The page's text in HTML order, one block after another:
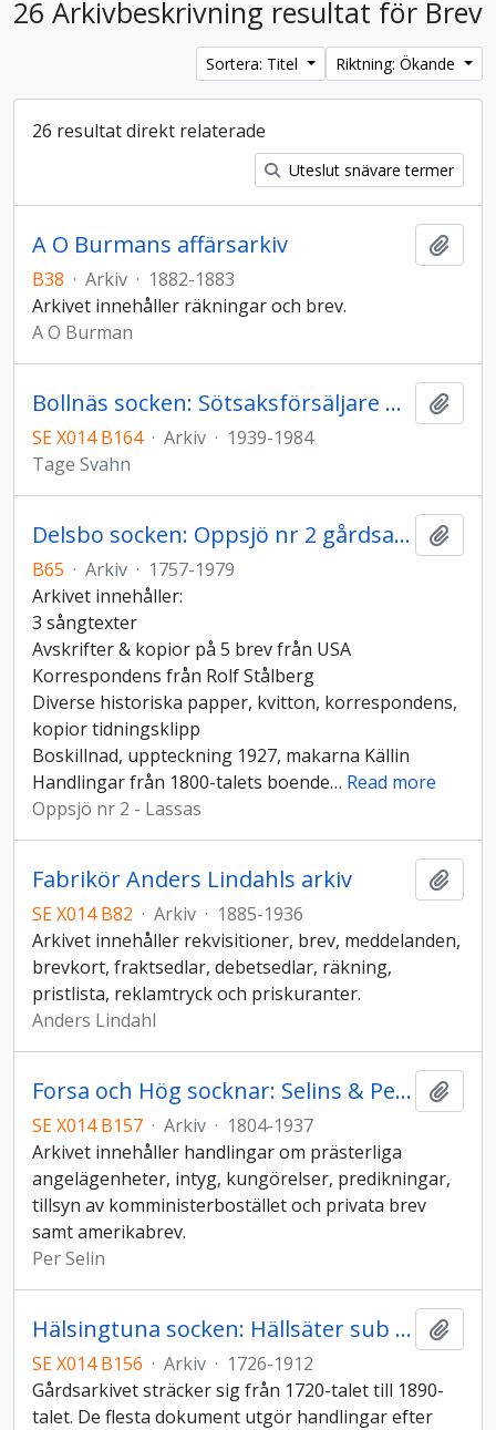
26 Arkivbeskrivning resultat för Brev
Sortera: Titel Riktning: Ökande
26 resultat direkt relaterade
Uteslut snävare termer
A O Burmans affärsarkiv
B38 · Arkiv · 1882-1883
Arkivet innehåller räkningar och brev.
A O Burman
Bollnäs socken: Sötsaksförsäljare Tage Svahns affärsarkiv
SE X014 B164 · Arkiv · 1939-1984
Tage Svahn
Delsbo socken: Oppsjö nr 2 gårdsarkiv
B65 · Arkiv · 1757-1979
Arkivet innehåller:
3 sångtexter
Avskrifter & kopior på 5 brev från USA
Korrespondens från Rolf Stålberg
Diverse historiska papper, kvitton, korrespondens,
kopior tidningsklipp
Boskillnad, uppteckning 1927, makarna Källin
Handlingar från 1800-talets boende… Read more
Oppsjö nr 2 - Lassas
Fabrikör Anders Lindahls arkiv
SE X014 B82 · Arkiv · 1885-1936
Arkivet innehåller rekvisitioner, brev, meddelanden,
brevkort, fraktsedlar, debetsedlar, räkning,
pristlista, reklamtryck och priskuranter.
Anders Lindahl
Forsa och Hög socknar: Selins & Pehrsdotter Åsells släktarkiv
SE X014 B157 · Arkiv · 1804-1937
Arkivet innehåller handlingar om prästerliga
angelägenheter, intyg, kungörelser, predikningar,
tillsyn av komministerbostället och privata brev
samt amerikabrev.
Per Selin
Hälsingtuna socken: Hällsäter sub sub 1
SE X014 B156 · Arkiv · 1726-1912
Gårdsarkivet sträcker sig från 1720-talet till 1890-
talet. De flesta dokument utgör handlingar efter